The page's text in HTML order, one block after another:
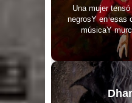
Una mujer
negrosY en esas
músicaY